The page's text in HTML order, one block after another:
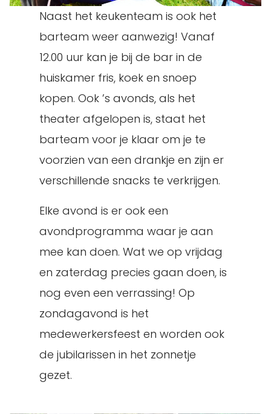
Naast het keukenteam is ook het
barteam weer aanwezig! Vanaf
12.00 uur kan je bij de bar in de
huiskamer fris, koek en snoep
kopen. Ook ’s avonds, als het
theater afgelopen is, staat het
barteam voor je klaar om je te
voorzien van een drankje en zijn er
verschillende snacks te verkrijgen.
Elke avond is er ook een
avondprogramma waar je aan
mee kan doen. Wat we op vrijdag
en zaterdag precies gaan doen, is
nog even een verrassing! Op
zondagavond is het
medewerkersfeest en worden ook
de jubilarissen in het zonnetje
gezet.